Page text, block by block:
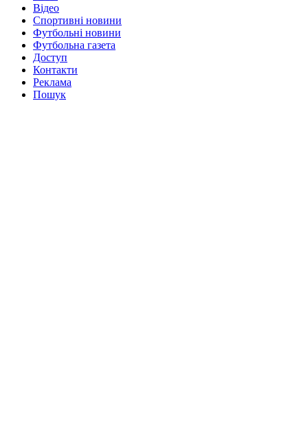
Відео
Спортивні новини
Футбольні новини
Футбольна газета
Доступ
Контакти
Реклама
Пошук